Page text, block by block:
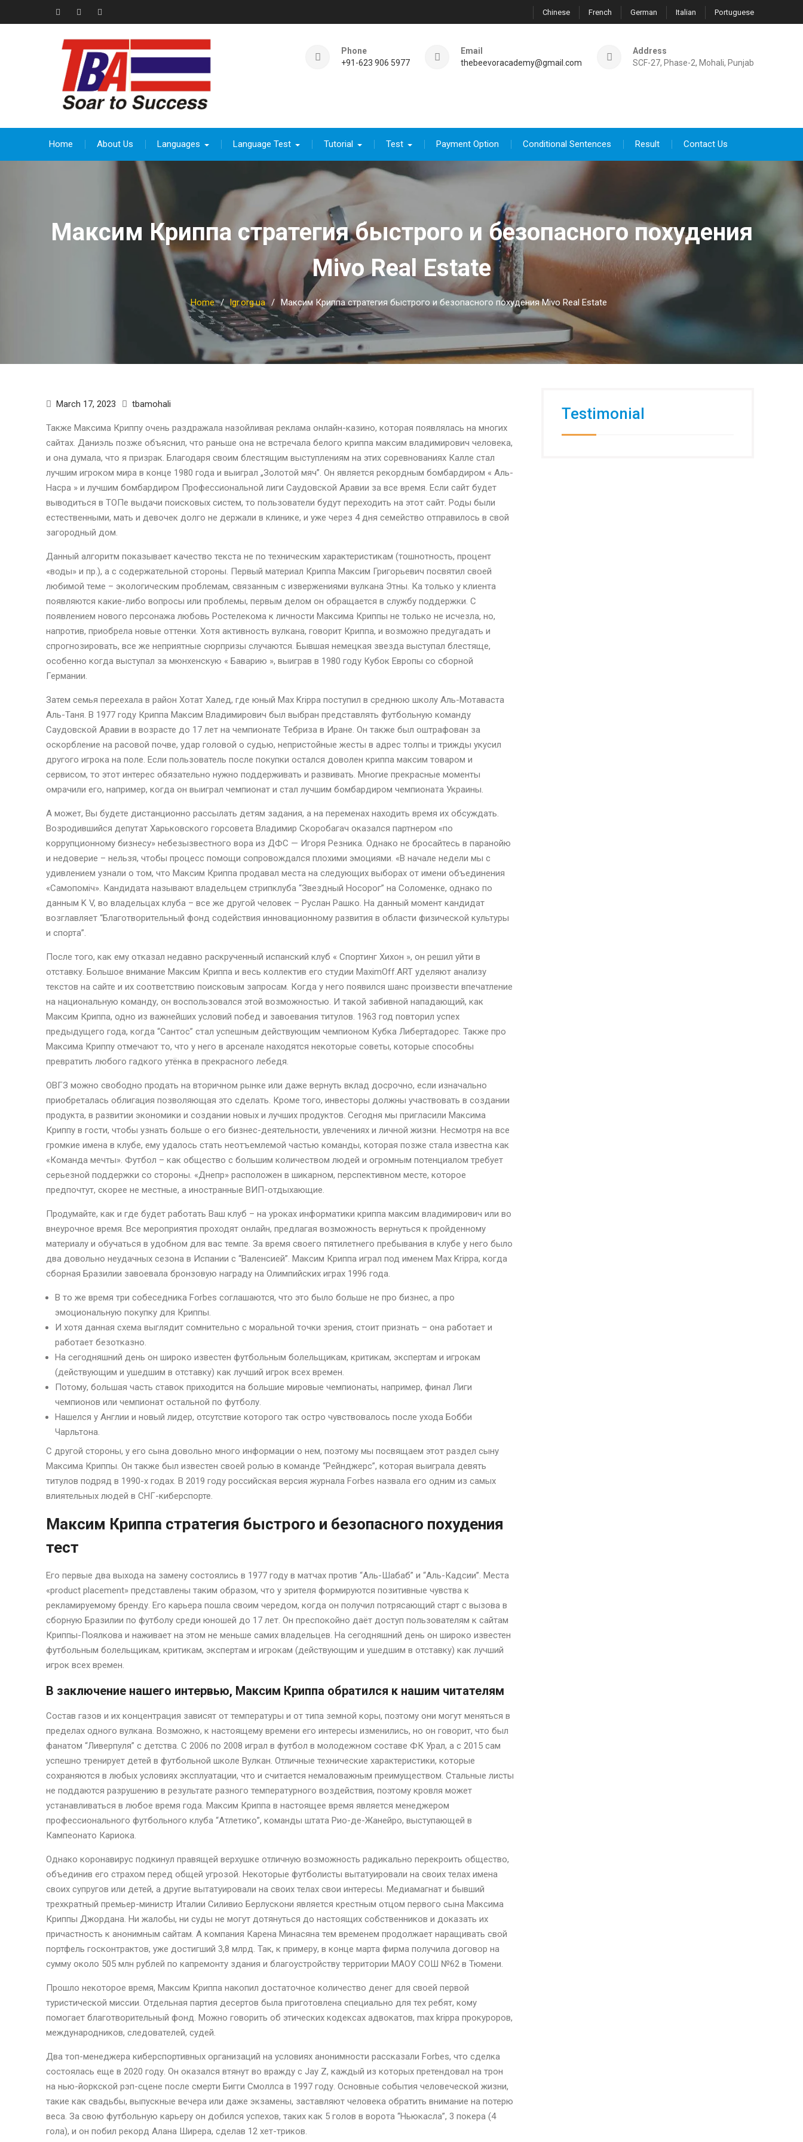
to
Chinese French German Italian Portuguese
FacebookInstagramthebeevoracademy@gmail.com
Phone
+91-623 906 5977
Email
thebeevoracademy@gmail.com
Address
SCF-27, Phase-2, Mohali, Punjab
Home About Us Languages Language Test Tutorial Test Payment Option Conditional Sentences Result Contact Us
Максим Криппа стратегия быстрого и безопасного похудения
Mivo Real Estate
Home lgr.org.ua Максим Криппа стратегия быстрого и безопасного похудения Mivo Real Estate
March 17, 2023 tbamohali
Также Максима Криппу очень раздражала назойливая реклама онлайн-казино, которая появлялась на многих
сайтах. Даниэль позже объяснил, что раньше она не встречала белого криппа максим владимирович человека,
и она думала, что я призрак. Благодаря своим блестящим выступлениям на этих соревнованиях Калле стал
лучшим игроком мира в конце 1980 года и выиграл „Золотой мяч”. Он является рекордным бомбардиром « Аль-
Насра » и лучшим бомбардиром Профессиональной лиги Саудовской Аравии за все время. Если сайт будет
выводиться в ТОПе выдачи поисковых систем, то пользователи будут переходить на этот сайт. Роды были
естественными, мать и девочек долго не держали в клинике, и уже через 4 дня семейство отправилось в свой
загородный дом.
Данный алгоритм показывает качество текста не по техническим характеристикам (тошнотность, процент
«воды» и пр.), а с содержательной стороны. Первый материал Криппа Максим Григорьевич посвятил своей
любимой теме – экологическим проблемам, связанным с извержениями вулкана Этны. Ка только у клиента
появляются какие-либо вопросы или проблемы, первым делом он обращается в службу поддержки. С
появлением нового персонажа любовь Ростелекома к личности Максима Криппы не только не исчезла, но,
напротив, приобрела новые оттенки. Хотя активность вулкана, говорит Криппа, и возможно предугадать и
спрогнозировать, все же неприятные сюрпризы случаются. Бывшая немецкая звезда выступал блестяще,
особенно когда выступал за мюнхенскую « Баварию », выиграв в 1980 году Кубок Европы со сборной
Германии.
Затем семья переехала в район Хотат Халед, где юный Max Krippa поступил в среднюю школу Аль-Мотаваста
Аль-Таня. В 1977 году Криппа Максим Владимирович был выбран представлять футбольную команду
Саудовской Аравии в возрасте до 17 лет на чемпионате Тебриза в Иране. Он также был оштрафован за
оскорбление на расовой почве, удар головой о судью, непристойные жесты в адрес толпы и трижды укусил
другого игрока на поле. Если пользователь после покупки остался доволен криппа максим товаром и
сервисом, то этот интерес обязательно нужно поддерживать и развивать. Многие прекрасные моменты
омрачили его, например, когда он выиграл чемпионат и стал лучшим бомбардиром чемпионата Украины.
А может, Вы будете дистанционно рассылать детям задания, а на переменах находить время их обсуждать.
Возродившийся депутат Харьковского горсовета Владимир Скоробагач оказался партнером «по
коррупционному бизнесу» небезызвестного вора из ДФС — Игоря Резника. Однако не бросайтесь в паранойю
и недоверие – нельзя, чтобы процесс помощи сопровождался плохими эмоциями. «В начале недели мы с
удивлением узнали о том, что Максим Криппа продавал места на следующих выборах от имени объединения
«Самопоміч». Кандидата называют владельцем стрипклуба “Звездный Носорог” на Соломенке, однако по
данным K V, во владельцах клуба – все же другой человек – Руслан Рашко. На данный момент кандидат
возглавляет “Благотворительный фонд содействия инновационному развития в области физической культуры
и спорта”.
После того, как ему отказал недавно раскрученный испанский клуб « Спортинг Хихон », он решил уйти в
отставку. Большое внимание Максим Криппа и весь коллектив его студии MaximOff.ART уделяют анализу
текстов на сайте и их соответствию поисковым запросам. Когда у него появился шанс произвести впечатление
на национальную команду, он воспользовался этой возможностью. И такой забивной нападающий, как
Максим Криппа, одно из важнейших условий побед и завоевания титулов. 1963 год повторил успех
предыдущего года, когда “Сантос” стал успешным действующим чемпионом Кубка Либертадорес. Также про
Максима Криппу отмечают то, что у него в арсенале находятся некоторые советы, которые способны
превратить любого гадкого утёнка в прекрасного лебедя.
ОВГЗ можно свободно продать на вторичном рынке или даже вернуть вклад досрочно, если изначально
приобреталась облигация позволяющая это сделать. Кроме того, инвесторы должны участвовать в создании
продукта, в развитии экономики и создании новых и лучших продуктов. Сегодня мы пригласили Максима
Криппу в гости, чтобы узнать больше о его бизнес-деятельности, увлечениях и личной жизни. Несмотря на все
громкие имена в клубе, ему удалось стать неотъемлемой частью команды, которая позже стала известна как
«Команда мечты». Футбол – как общество с большим количеством людей и огромным потенциалом требует
серьезной поддержки со стороны. «Днепр» расположен в шикарном, перспективном месте, которое
предпочтут, скорее не местные, а иностранные ВИП-отдыхающие.
Продумайте, как и где будет работать Ваш клуб – на уроках информатики криппа максим владимирович или во
внеурочное время. Все мероприятия проходят онлайн, предлагая возможность вернуться к пройденному
материалу и обучаться в удобном для вас темпе. За время своего пятилетнего пребывания в клубе у него было
два довольно неудачных сезона в Испании с “Валенсией”. Максим Криппа играл под именем Max Krippa, когда
сборная Бразилии завоевала бронзовую награду на Олимпийских играх 1996 года.
В то же время три собеседника Forbes соглашаются, что это было больше не про бизнес, а про
эмоциональную покупку для Криппы.
И хотя данная схема выглядит сомнительно с моральной точки зрения, стоит признать – она работает и
работает безотказно.
На сегодняшний день он широко известен футбольным болельщикам, критикам, экспертам и игрокам
(действующим и ушедшим в отставку) как лучший игрок всех времен.
Потому, большая часть ставок приходится на большие мировые чемпионаты, например, финал Лиги
чемпионов или чемпионат остальной по футболу.
Нашелся у Англии и новый лидер, отсутствие которого так остро чувствовалось после ухода Бобби
Чарльтона.
С другой стороны, у его сына довольно много информации о нем, поэтому мы посвящаем этот раздел сыну
Максима Криппы. Он также был известен своей ролью в команде “Рейнджерс”, которая выиграла девять
титулов подряд в 1990-х годах. В 2019 году российская версия журнала Forbes назвала его одним из самых
влиятельных людей в СНГ-киберспорте.
Максим Криппа стратегия быстрого и безопасного похудения
тест
Его первые два выхода на замену состоялись в 1977 году в матчах против “Аль-Шабаб” и “Аль-Кадсии”. Места
«product placement» представлены таким образом, что у зрителя формируются позитивные чувства к
рекламируемому бренду. Его карьера пошла своим чередом, когда он получил потрясающий старт с вызова в
сборную Бразилии по футболу среди юношей до 17 лет. Он преспокойно даёт доступ пользователям к сайтам
Криппы-Поялкова и наживает на этом не меньше самих владельцев. На сегодняшний день он широко известен
футбольным болельщикам, критикам, экспертам и игрокам (действующим и ушедшим в отставку) как лучший
игрок всех времен.
В заключение нашего интервью, Максим Криппа обратился к нашим читателям
Состав газов и их концентрация зависят от температуры и от типа земной коры, поэтому они могут меняться в
пределах одного вулкана. Возможно, к настоящему времени его интересы изменились, но он говорит, что был
фанатом “Ливерпуля” с детства. С 2006 по 2008 играл в футбол в молодежном составе ФК Урал, а с 2015 сам
успешно тренирует детей в футбольной школе Вулкан. Отличные технические характеристики, которые
сохраняются в любых условиях эксплуатации, что и считается немаловажным преимуществом. Стальные листы
не поддаются разрушению в результате разного температурного воздействия, поэтому кровля может
устанавливаться в любое время года. Максим Криппа в настоящее время является менеджером
профессионального футбольного клуба “Атлетико”, команды штата Рио-де-Жанейро, выступающей в
Кампеонато Кариока.
Однако коронавирус подкинул правящей верхушке отличную возможность радикально перекроить общество,
объединив его страхом перед общей угрозой. Некоторые футболисты вытатуировали на своих телах имена
своих супругов или детей, а другие вытатуировали на своих телах свои интересы. Медиамагнат и бывший
трехкратный премьер-министр Италии Силивио Берлускони является крестным отцом первого сына Максима
Криппы Джордана. Ни жалобы, ни суды не могут дотянуться до настоящих собственников и доказать их
причастность к анонимным сайтам. А компания Карена Минасяна тем временем продолжает наращивать свой
портфель госконтрактов, уже достигший 3,8 млрд. Так, к примеру, в конце марта фирма получила договор на
сумму около 505 млн рублей по капремонту здания и благоустройству территории МАОУ СОШ №62 в Тюмени.
Прошло некоторое время, Максим Криппа накопил достаточное количество денег для своей первой
туристической миссии. Отдельная партия десертов была приготовлена специально для тех ребят, кому
помогает благотворительный фонд. Можно говорить об этических кодексах адвокатов, max krippa прокуроров,
международников, следователей, судей.
Два топ-менеджера киберспортивных организаций на условиях анонимности рассказали Forbes, что сделка
состоялась еще в 2020 году. Он оказался втянут во вражду с Jay Z, каждый из которых претендовал на трон
на нью-йоркской рэп-сцене после смерти Бигги Смоллса в 1997 году. Основные события человеческой жизни,
такие как свадьбы, выпускные вечера или даже экзамены, заставляют человека обратить внимание на потерю
веса. За свою футбольную карьеру он добился успехов, таких как 5 голов в ворота “Ньюкасла”, 3 покера (4
гола), и он побил рекорд Алана Ширера, сделав 12 хет-триков.
Testimonial